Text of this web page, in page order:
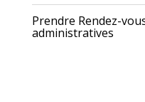
Prendre Rendez-
administratives